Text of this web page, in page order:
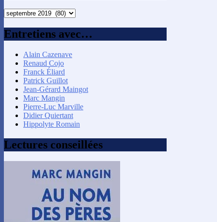
Recherche
mois
Entretiens avec…
Alain Cazenave
Renaud Cojo
Franck Éliard
Patrick Guillot
Jean-Gérard Maingot
Marc Mangin
Pierre-Luc Marville
Didier Quiertant
Hippolyte Romain
Lectures conseillées